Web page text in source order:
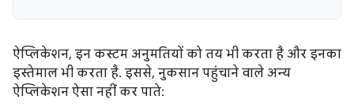
ऐप्लिकेशन, इन कस्टम अनुमतियों को तय भी करता है और इनका
इस्तेमाल भी करता है. इससे, नुकसान पहुंचाने वाले अन्य
ऐप्लिकेशन ऐसा नहीं कर पाते: